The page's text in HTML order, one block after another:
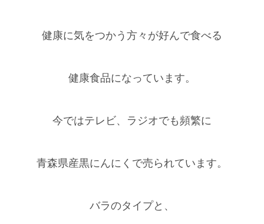
健康に気をつかう方々が好んで食べる
健康食品になっています。
今ではテレビ、ラジオでも頻繁に
青森県産黒にんにくで売られています。
バラのタイプと、